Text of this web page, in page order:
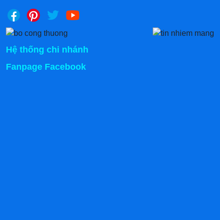
bán đồ ăn theo công thức Hàn nhanh chóng HOT, sinh
lợi nhuận vừa nhanh vừa nhiều.
2.2 Tiện lợi khi sử dụng
giản, các bộ phận chế biến, tay cầm đẩy xe chuyên
Hệ thống chi nhánh
Fanpage Facebook